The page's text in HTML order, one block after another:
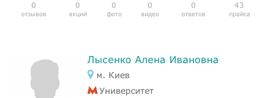
0
отзывов
0
акций
0
фото
0
видео
0
ответов
43
прайса
Лысенко Алена Ивановна
м. Киев
Университет